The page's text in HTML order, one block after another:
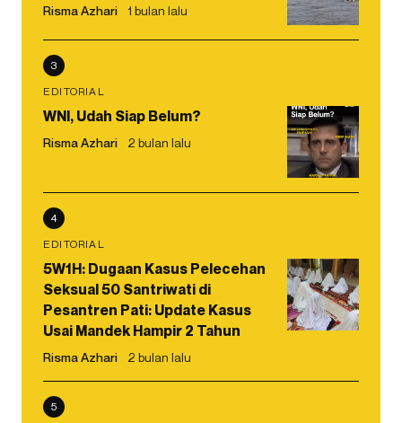
Risma Azhari 1 bulan lalu
3
EDITORIAL
WNI, Udah Siap Belum?
Risma Azhari 2 bulan lalu
4
EDITORIAL
5W1H: Dugaan Kasus Pelecehan
Seksual 50 Santriwati di
Pesantren Pati: Update Kasus
Usai Mandek Hampir 2 Tahun
Risma Azhari 2 bulan lalu
5